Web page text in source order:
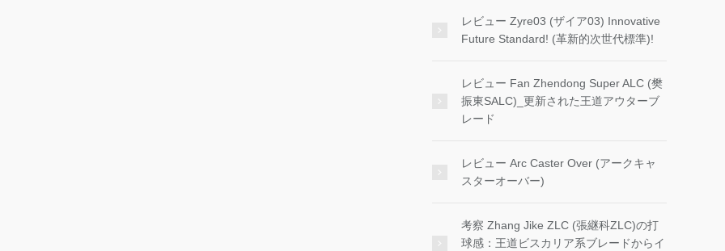
レビュー Zyre03 (ザイア03) Innovative
Future Standard! (革新的次世代標準)!
レビュー Fan Zhendong Super ALC (樊
振東SALC)_更新された王道アウターブ
レード
レビュー Arc Caster Over (アークキャ
スターオーバー)
考察 Zhang Jike ZLC (張継科ZLC)の打
球感：王道ビスカリア系ブレードからイ